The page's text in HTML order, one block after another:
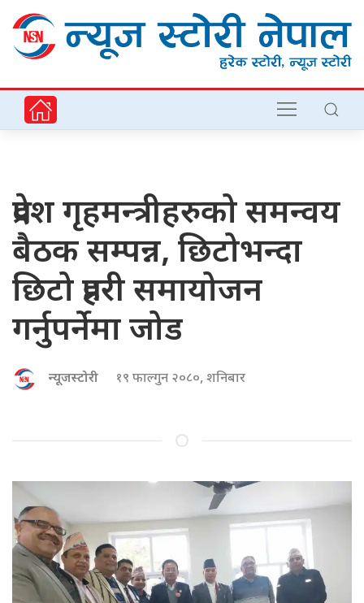
प्रदेश गृहमन्त्रीहरुको समन्वय
बैठक सम्पन्न, छिटोभन्दा
छिटो प्रहरी समायोजन
गर्नुपर्नेमा जोड
न्यूजस्टोरी १९ फाल्गुन २०८०, शनिबार